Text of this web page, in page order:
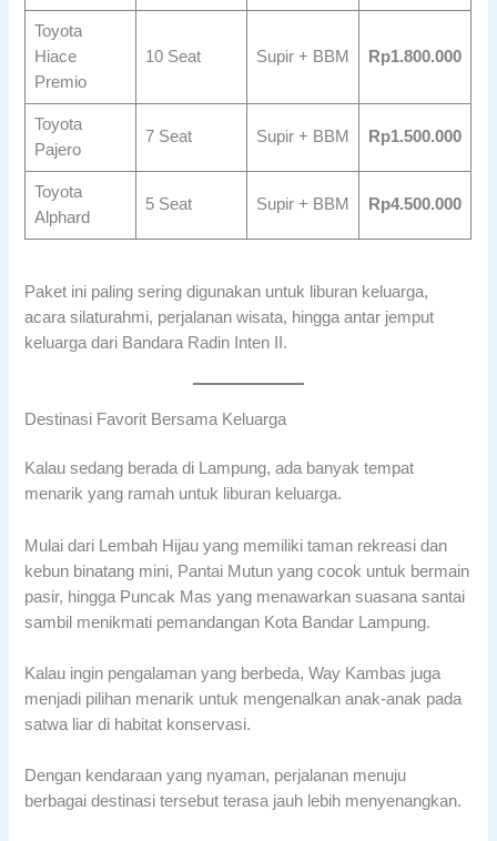
Toyota
Hiace
Premio
10 Seat Supir + BBM Rp1.800.000
Toyota
Pajero
7 Seat Supir + BBM Rp1.500.000
Toyota
Alphard
5 Seat Supir + BBM Rp4.500.000
Paket ini paling sering digunakan untuk liburan keluarga,
acara silaturahmi, perjalanan wisata, hingga antar jemput
keluarga dari Bandara Radin Inten II.
Destinasi Favorit Bersama Keluarga
Kalau sedang berada di Lampung, ada banyak tempat
menarik yang ramah untuk liburan keluarga.
Mulai dari Lembah Hijau yang memiliki taman rekreasi dan
kebun binatang mini, Pantai Mutun yang cocok untuk bermain
pasir, hingga Puncak Mas yang menawarkan suasana santai
sambil menikmati pemandangan Kota Bandar Lampung.
Kalau ingin pengalaman yang berbeda, Way Kambas juga
menjadi pilihan menarik untuk mengenalkan anak-anak pada
satwa liar di habitat konservasi.
Dengan kendaraan yang nyaman, perjalanan menuju
berbagai destinasi tersebut terasa jauh lebih menyenangkan.